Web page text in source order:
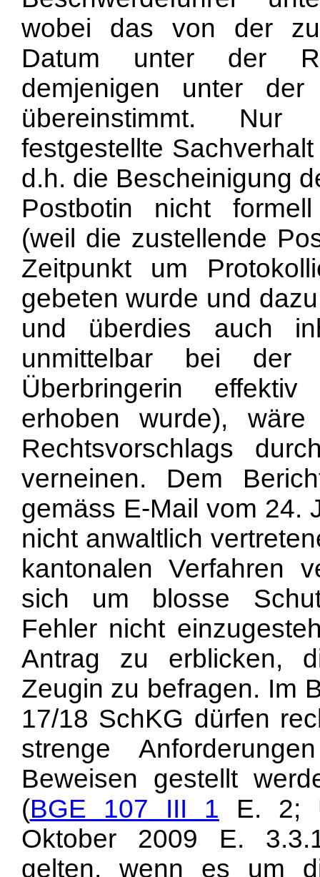
wobei das von der
Datum unter der
demjenigen unter der
übereinstimmt.
festgestellte
d.h. die Bescheinigung
Postbotin nicht
(weil die zustellende
Zeitpunkt um
gebeten wurde und
und überdies auch
unmittelbar bei der
Überbringerin
erhoben wurde),
Rechtsvorschlags
verneinen. Dem
gemäss E-Mail vom 24.
nicht anwaltlich
kantonalen Verfahren
sich um blosse
Fehler nicht
Antrag zu erblicken,
Zeugin zu befragen. Im
17/18 SchKG dürfen
strenge
Beweisen gestellt
(BGE 107 III 1 E. 2;
Oktober 2009 E.
gelten, wenn es um